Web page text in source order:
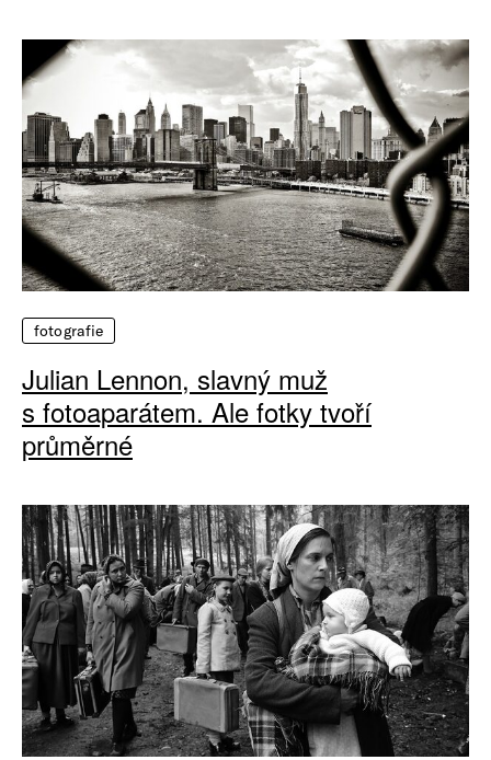
fotografie
Julian Lennon, slavný muž
s fotoaparátem. Ale fotky tvoří
průměrné